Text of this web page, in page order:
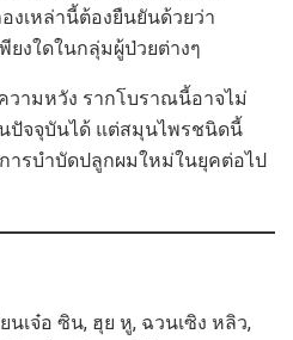
งเหล่านี้ต้องยืนยันด้วยว่า
งใดในกลุ่มผู้ป่วยต่างๆ
ามหวัง รากโบราณนี้อาจไม่
ปัจจุบันได้ แต่สมุนไพรชนิดนี้
ารบำบัดปลูกผมใหม่ในยุคต่อไป
นเจ๋อ ซิน, ฮุย หู, ฉวนเซิง หลิว,